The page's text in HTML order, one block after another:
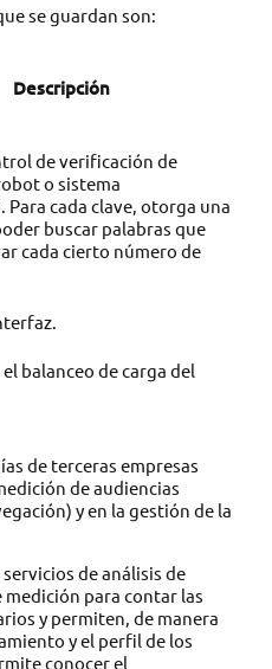
se guardan son:
Descripción
de verificación de
o sistema
cada clave, otorga una
buscar palabras que
cada cierto número de
balanceo de carga del
de terceras empresas
de audiencias
y en la gestión de la
de análisis de
para contar las
y permiten, de manera
y el perfil de los
conocer el